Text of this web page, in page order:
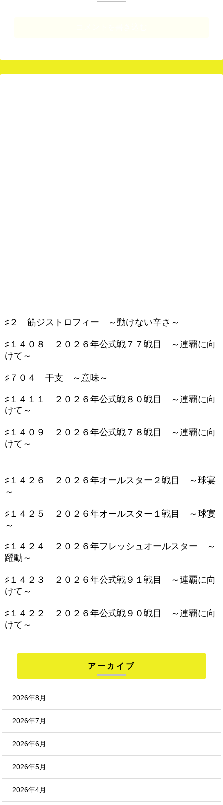
♯２ 筋ジストロフィー ～動けない辛さ～
♯１４０８ ２０２６年公式戦７７戦目 ～連覇に向
けて～
♯７０４ 干支 ～意味～
♯１４１１ ２０２６年公式戦８０戦目 ～連覇に向
けて～
♯１４０９ ２０２６年公式戦７８戦目 ～連覇に向
けて～
♯１４２６ ２０２６年オールスター２戦目 ～球宴
～
♯１４２５ ２０２６年オールスター１戦目 ～球宴
～
♯１４２４ ２０２６年フレッシュオールスター ～
躍動～
♯１４２３ ２０２６年公式戦９１戦目 ～連覇に向
けて～
♯１４２２ ２０２６年公式戦９０戦目 ～連覇に向
けて～
アーカイブ
2026年8月
2026年7月
2026年6月
2026年5月
2026年4月